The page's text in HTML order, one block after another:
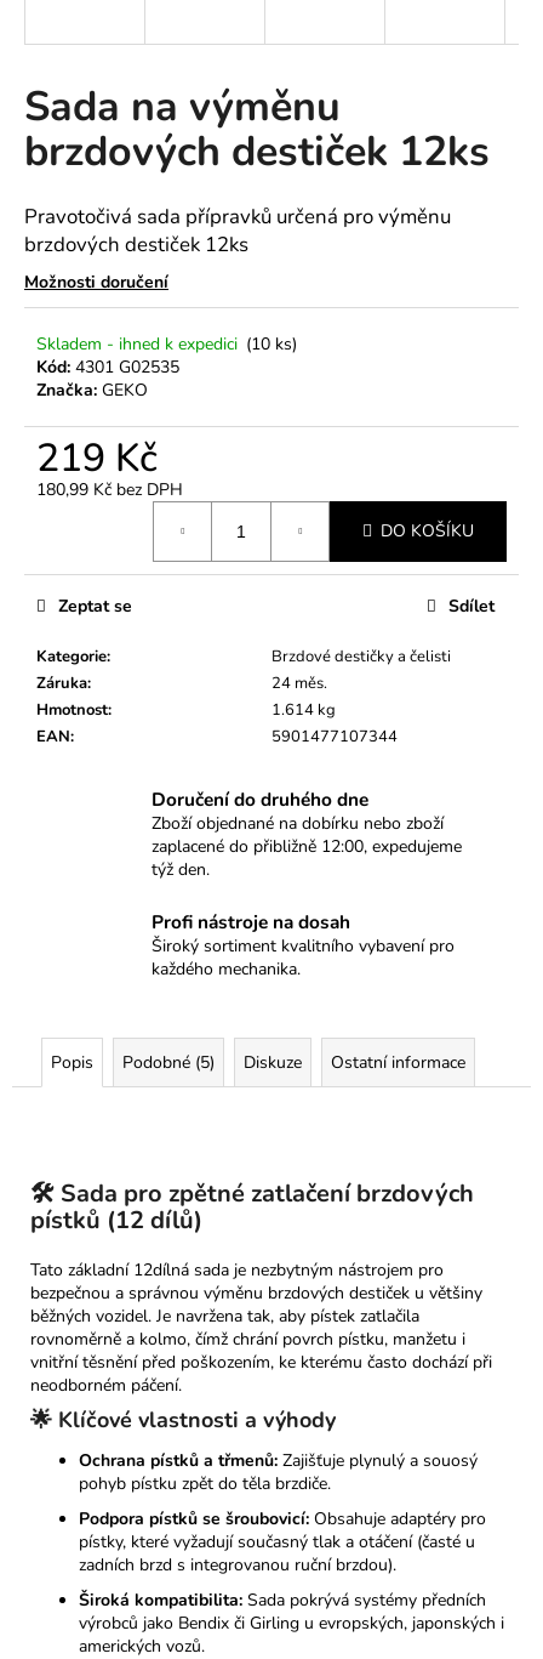
Sada na výměnu
brzdových destiček 12ks
Pravotočivá sada přípravků určená pro výměnu
brzdových destiček 12ks
Možnosti doručení
Skladem - ihned k expedici (10 ks)
Kód: 4301 G02535
Značka: GEKO
219 Kč
180,99 Kč bez DPH
DO KOŠÍKU
Kategorie:
Brzdové destičky a čelisti
Záruka:
24 měs.
Hmotnost:
1.614 kg
EAN: 5901477107344
Zeptat se Sdílet
Doručení do druhého dne
Zboží objednané na dobírku nebo zboží
zaplacené do přibližně 12:00, expedujeme
týž den.
Profi nástroje na dosah
Široký sortiment kvalitního vybavení pro
každého mechanika.
Popis Podobné (5) Diskuze Ostatní informace
🛠️ Sada pro zpětné zatlačení brzdových
pístků (12 dílů)
Tato základní 12dílná sada je nezbytným nástrojem pro
bezpečnou a správnou výměnu brzdových destiček u většiny
běžných vozidel. Je navržena tak, aby pístek zatlačila
rovnoměrně a kolmo, čímž chrání povrch pístku, manžetu i
vnitřní těsnění před poškozením, ke kterému často dochází při
neodborném páčení.
🌟 Klíčové vlastnosti a výhody
Ochrana pístků a třmenů: Zajišťuje plynulý a souosý
pohyb pístku zpět do těla brzdiče.
Podpora pístků se šroubovicí: Obsahuje adaptéry pro
pístky, které vyžadují současný tlak a otáčení (časté u
zadních brzd s integrovanou ruční brzdou).
Široká kompatibilita: Sada pokrývá systémy předních
výrobců jako Bendix či Girling u evropských, japonských i
amerických vozů.
í
t
?
HLEDAT
D
u
m
e
VSTŘIKOVACÍHO